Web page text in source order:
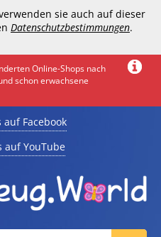
sie auch auf dieser
Datenschutzbestimmungen.
Online-Shops nach
schon erwachsene
auf Facebook
auf YouTube